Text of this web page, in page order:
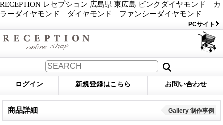
RECEPTION レセプション 広島県 東広島 ピンクダイヤモンド カ
ラーダイヤモンド ダイヤモンド ファンシーダイヤモンド
PCサイト
ログイン 新規登録はこちら お問い合わせ
商品詳細 Gallery 制作事例